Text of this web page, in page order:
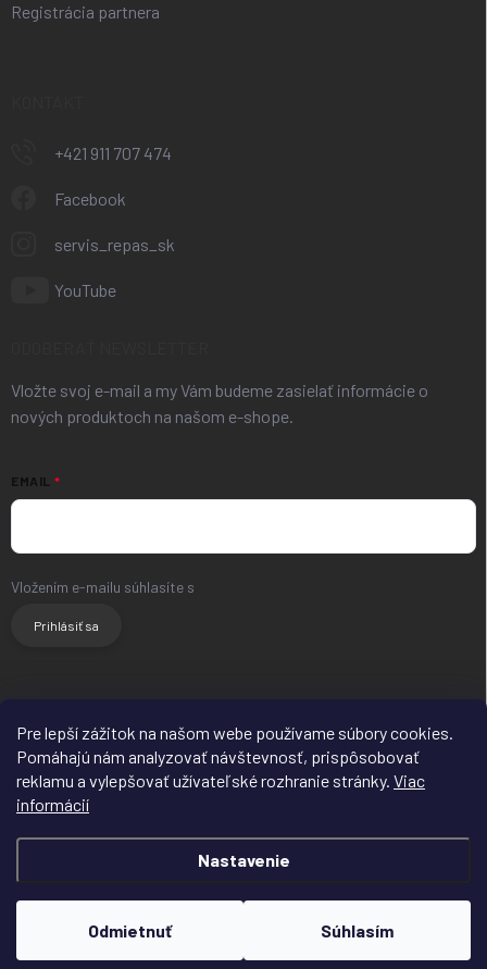
Pre lepší zážitok na našom webe používame súbory cookies.
Pomáhajú nám analyzovať návštevnosť, prispôsobovať
reklamu a vylepšovať užívateľské rozhranie stránky. Viac
informácií
Nastavenie
Odmietnuť Súhlasím
Registrácia partnera
+421 911 707 474
Facebook
servis_repas_sk
YouTube
Vložte svoj e-mail a my Vám budeme zasielať informácie o
nových produktoch na našom e-shope.
EMAIL
Vložením e-mailu súhlasíte s
Prihlásiť sa
HLAVNÝ WEB FACEBOOK INSTAGRAM
Vytvoril Shoptet